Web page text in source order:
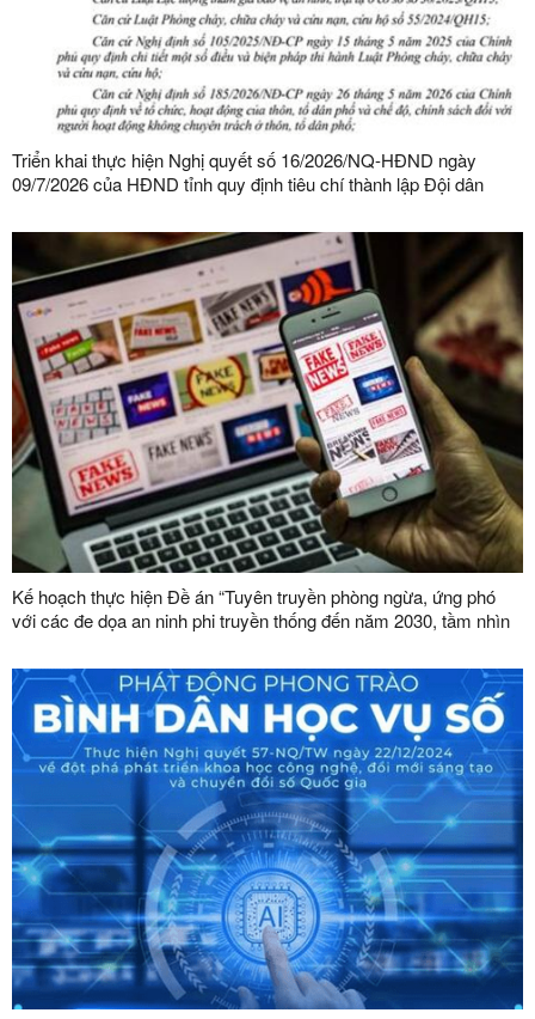
Triển khai thực hiện Nghị quyết số 16/2026/NQ-HĐND ngày
09/7/2026 của HĐND tỉnh quy định tiêu chí thành lập Đội dân
bàn tỉnh
Kế hoạch thực hiện Đề án “Tuyên truyền phòng ngừa, ứng phó
với các đe dọa an ninh phi truyền thống đến năm 2030, tầm nhìn